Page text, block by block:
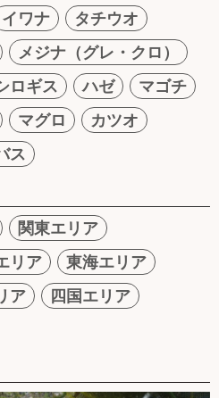
イワナ
タチウオ
メジナ（グレ・クロ）
ロギス ハゼ
マゴチ
マグロ
カツオ
ス
関東エリア
リア
東海エリア
ア
四国エリア